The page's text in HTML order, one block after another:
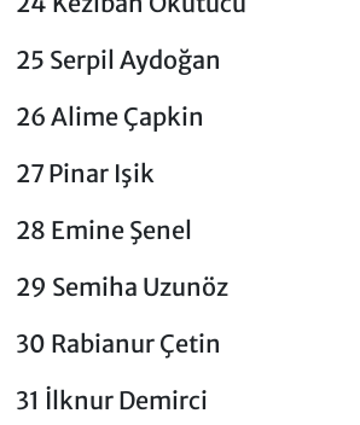
25 Serpil Aydoğan
26 Alime Çapkin
27 Pinar Işik
28 Emine Şenel
29 Semiha Uzunöz
30 Rabianur Çetin
31 İlknur Demirci